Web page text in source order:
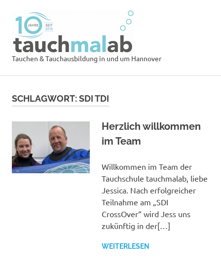
Inhalt
springen
Tauchen & Tauchausbildung in und um Hannover
SCHLAGWORT:SDI TDI
Herzlich willkommen
im Team
Willkommen im Team der
Tauchschule tauchmalab, liebe
Jessica. Nach erfolgreicher
Teilnahme am „SDI
CrossOver“ wird Jess uns
zukünftig in der[…]
WEITERLESEN